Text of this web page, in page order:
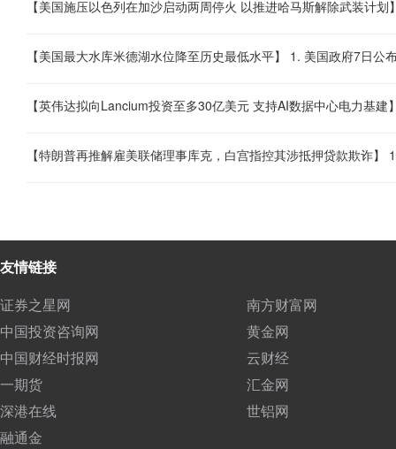
友情链接
证券之星网
南方财富网
中国投资咨询网
黄金网
中国财经时报网
云财经
一期货
汇金网
深港在线
世铝网
融通金